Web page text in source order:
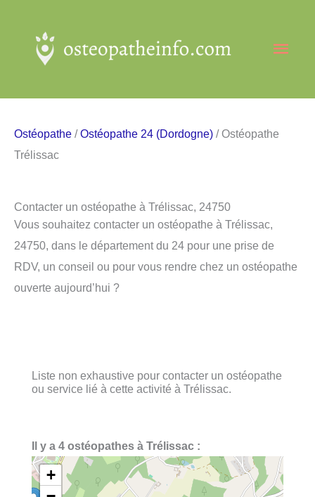
contenu
Ostéopathe /Ostéopathe 24 (Dordogne) / Ostéopathe
Trélissac
Contacter un ostéopathe à Trélissac, 24750
Vous souhaitez contacter un ostéopathe à Trélissac,
24750, dans le département du 24 pour une prise de
RDV, un conseil ou pour vous rendre chez un ostéopathe
ouverte aujourd’hui ?
Liste non exhaustive pour contacter un ostéopathe
ou service lié à cette activité à Trélissac.
Il y a 4 ostéopathes à Trélissac :
+